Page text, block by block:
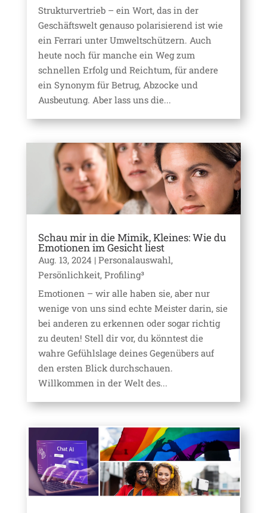
Strukturvertrieb – ein Wort, das in der
Geschäftswelt genauso polarisierend ist wie
ein Ferrari unter Umweltschützern. Auch
heute noch für manche ein Weg zum
schnellen Erfolg und Reichtum, für andere
ein Synonym für Betrug, Abzocke und
Ausbeutung. Aber lass uns die...
Schau mir in die Mimik, Kleines: Wie du
Emotionen im Gesicht liest
Aug. 13, 2024 | Personalauswahl,
Persönlichkeit, Profiling³
Emotionen – wir alle haben sie, aber nur
wenige von uns sind echte Meister darin, sie
bei anderen zu erkennen oder sogar richtig
zu deuten! Stell dir vor, du könntest die
wahre Gefühlslage deines Gegenübers auf
den ersten Blick durchschauen.
Willkommen in der Welt des...